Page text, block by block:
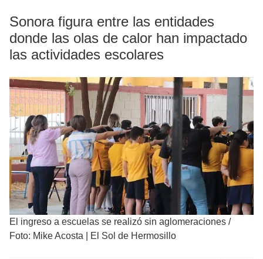
Sonora figura entre las entidades
donde las olas de calor han impactado
las actividades escolares
El ingreso a escuelas se realizó sin aglomeraciones /
Foto: Mike Acosta | El Sol de Hermosillo